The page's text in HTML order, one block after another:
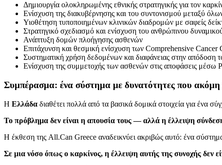
Δημιουργία ολοκληρωμένης εθνικής στρατηγικής για τον
Ενίσχυση της διακυβέρνησης και του συντονισμού μεταξύ
Υιοθέτηση τυποποιημένων κλινικών διαδρομών με σαφείς
Στρατηγικό σχεδιασμό και ενίσχυση του ανθρώπινου
Ανάπτυξη δομών πλοήγησης ασθενών
Επιτάχυνση και θεσμική ενίσχυση των Comprehensive Cancer
Συστηματική χρήση δεδομένων και διαφάνειας στην απόδοση
Ενίσχυση της συμμετοχής των ασθενών στις αποφάσεις
Συμπέρασμα: ένα σύστημα με δυνατότητες που ακόμη
Η Ελλάδα διαθέτει πολλά από τα βασικά δομικά στοιχεία για ένα
Το πρόβλημα δεν είναι η απουσία τους — αλλά η έλλειψη
Η έκθεση της All.Can Greece αναδεικνύει ακριβώς αυτό: ένα
Σε μια νόσο όπως ο καρκίνος, η έλλειψη αυτής της συνοχής δεν